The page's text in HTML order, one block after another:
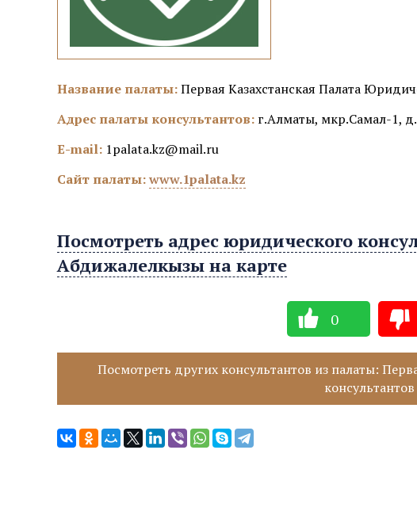
Название палаты:Первая Казахстанская Палата
Адрес палаты консультантов: г.Алматы, мкр.Самал-1,
E-mail: 1palata.kz@mail.ru
Сайт палаты:www.1palata.kz
Посмотреть адрес юридического
Абдижалелкызы на карте
0
Посмотреть других консультантов из палаты:
консультантов